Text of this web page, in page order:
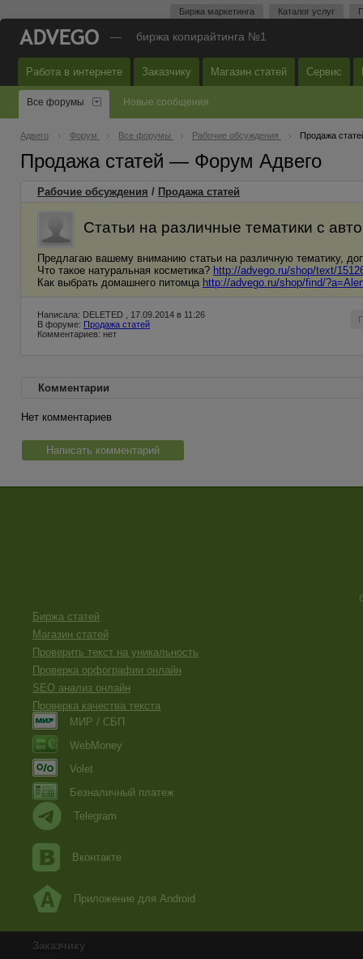
Биржа маркетинга Каталог услуг
— биржа копирайтинга №1
Работа в интернете Заказчику Магазин статей Сервис
Все форумы Новые сообщения
Адвего Форум Все форумы Рабочие обсуждения Продажа
Продажа статей — Форум Адвего
Рабочие обсуждения / Продажа статей
Статьи на различные тематики с
Предлагаю вашему вниманию статьи на различную тематику,
Что такое натуральная косметика? http://advego.ru/shop/text/
Как выбрать домашнего питомца http://advego.ru/shop/find/
Написала: DELETED , 17.09.2014 в 11:26
В форуме: Продажа статей
Комментариев: нет
Комментарии
Нет комментариев
Написать комментарий
Биржа статей
Магазин статей
Проверить текст на уникальность
Проверка орфографии онлайн
SEO анализ онлайн
Проверка качества текста
МИР / СБП
WebMoney
Volet
Безналичный платеж
Telegram
Вконтакте
Приложение для Android
Заказчику